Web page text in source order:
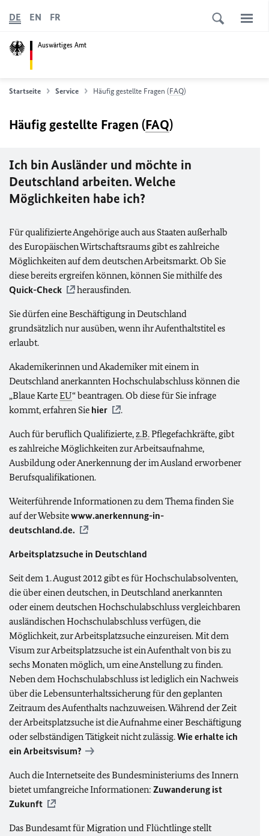
Auswärtiges Amt
DE EN FR
Startseite Service Häufig gestellte Fragen (FAQ)
Häufig gestellte Fragen (FAQ)
Ich bin Ausländer und möchte in
Deutschland arbeiten. Welche
Möglichkeiten habe ich?
Für qualifizierte Angehörige auch aus Staaten außerhalb
des Europäischen Wirtschaftsraums gibt es zahlreiche
Möglichkeiten auf dem deutschen Arbeitsmarkt. Ob Sie
diese bereits ergreifen können, können Sie mithilfe des
Quick-Check
herausfinden.
Sie dürfen eine Beschäftigung in Deutschland
grundsätzlich nur ausüben, wenn ihr Aufenthaltstitel es
erlaubt.
Akademikerinnen und Akademiker mit einem in
Deutschland anerkannten Hochschulabschluss können die
„Blaue KarteEU“ beantragen. Ob diese für Sie infrage
kommt, erfahren Sie hier .
Auch für beruflich Qualifizierte,z.B.Pflegefachkräfte, gibt
es zahlreiche Möglichkeiten zur Arbeitsaufnahme,
Ausbildung oder Anerkennung der im Ausland erworbener
Berufsqualifikationen.
Weiterführende Informationen zu dem Thema finden Sie
auf der Websitewww.anerkennung-in-
deutschland.de.
Arbeitsplatzsuche in Deutschland
Seit dem 1. August 2012 gibt es für Hochschulabsolventen,
die über einen deutschen, in Deutschland anerkannten
oder einem deutschen Hochschulabschluss vergleichbaren
ausländischen Hochschulabschluss verfügen, die
Möglichkeit, zur Arbeitsplatzsuche einzureisen. Mit dem
Visum zur Arbeitsplatzsuche ist ein Aufenthalt von bis zu
sechs Monaten möglich, um eine Anstellung zu finden.
Neben dem Hochschulabschluss ist lediglich ein Nachweis
über die Lebensunterhaltssicherung für den geplanten
Zeitraum des Aufenthalts nachzuweisen. Während der Zeit
der Arbeitsplatzsuche ist die Aufnahme einer Beschäftigung
oder selbständigen Tätigkeit nicht zulässig.Wie erhalte ich
ein Arbeitsvisum?
Auch die Internetseite des Bundesministeriums des Innern
bietet umfangreiche Informationen: Zuwanderung ist
Zukunft
Das Bundesamt für Migration und Flüchtlinge stellt